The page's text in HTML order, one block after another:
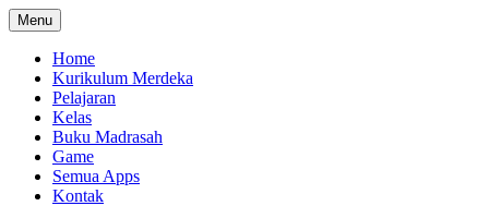
Menu
Home
Kurikulum Merdeka
Pelajaran
Kelas
Buku Madrasah
Game
Semua Apps
Kontak